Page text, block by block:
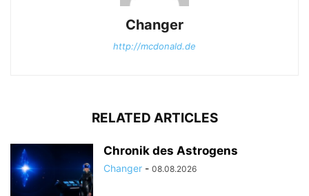
Changer
http://mcdonald.de
RELATED ARTICLES
Chronik des Astrogens
Changer - 08.08.2026